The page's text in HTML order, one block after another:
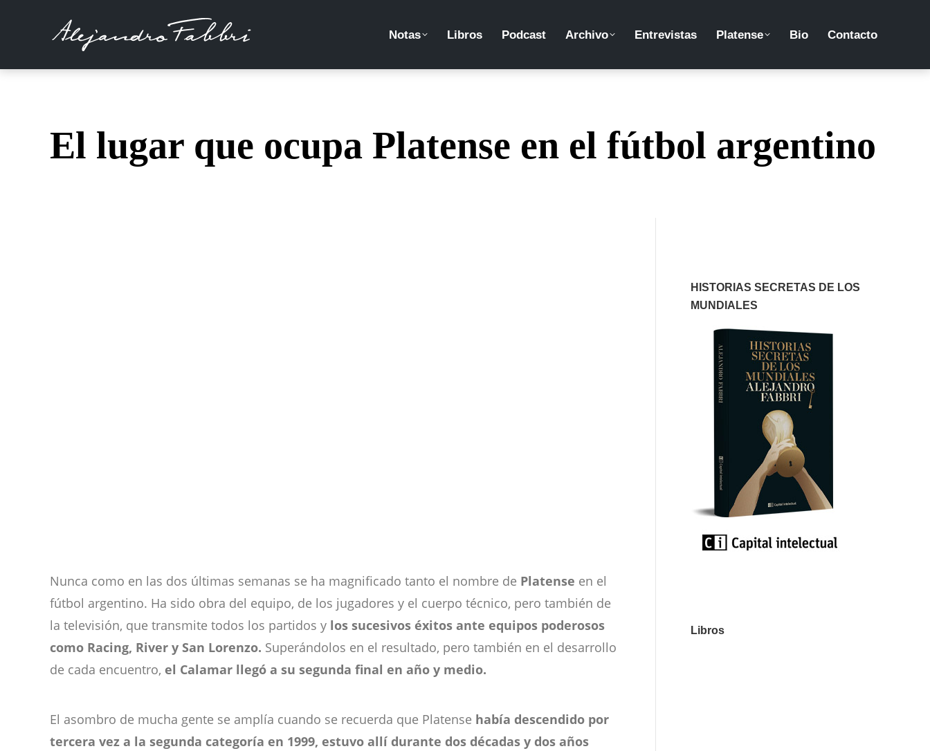
Notas Libros Podcast Archivo Entrevistas Platense Bio Contacto
El lugar que ocupa Platense en el fútbol argentino
Nunca como en las dos últimas semanas se ha magnificado tanto el nombre de Platense en el
fútbol argentino. Ha sido obra del equipo, de los jugadores y el cuerpo técnico, pero también de
la televisión, que transmite todos los partidos y los sucesivos éxitos ante equipos poderosos
como Racing, River y San Lorenzo. Superándolos en el resultado, pero también en el desarrollo
de cada encuentro, el Calamar llegó a su segunda final en año y medio.
El asombro de mucha gente se amplía cuando se recuerda que Platense había descendido por
tercera vez a la segunda categoría en 1999, estuvo allí durante dos décadas y dos años
HISTORIAS SECRETAS DE LOS
MUNDIALES
Libros